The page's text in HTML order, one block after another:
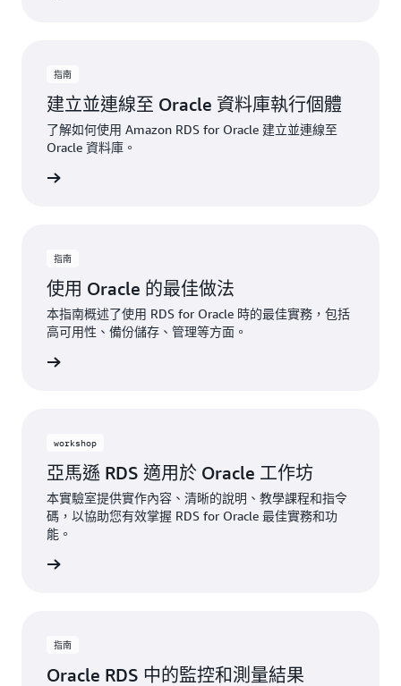
指南
建立並連線至 Oracle 資料庫執行個體
了解如何使用 Amazon RDS for Oracle 建立並連線至
Oracle 資料庫。
指南
使用 Oracle 的最佳做法
本指南概述了使用 RDS for Oracle 時的最佳實務，包括
高可用性、備份儲存、管理等方面。
workshop
亞馬遜 RDS 適用於 Oracle 工作坊
本實驗室提供實作內容、清晰的說明、教學課程和指令
碼，以協助您有效掌握 RDS for Oracle 最佳實務和功
能。
指南
Oracle RDS 中的監控和測量結果